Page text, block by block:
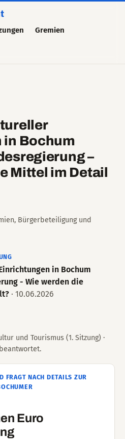
Gremien
Bochum
–
Mittel im Detail
Bürgerbeteiligung und
in Bochum
- Wie werden die
· 10.06.2026
und Tourismus (1. Sitzung) ·
FRAGT NACH DETAILS ZUR
Euro